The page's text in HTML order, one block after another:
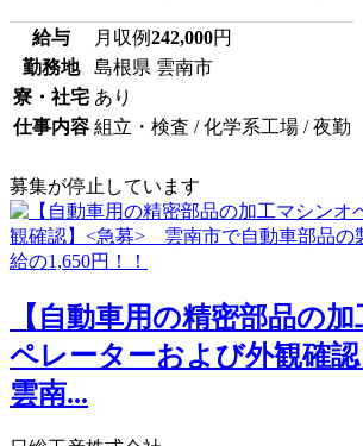
給与 月収例242,000円
勤務地
島根県 雲南市
寮・社宅 あり
仕事内容 組立・検査 / 化学系工場 / 夜勤
募集が停止しています
【自動車用の精密部品の
ペレーターおよび外観確
雲南...